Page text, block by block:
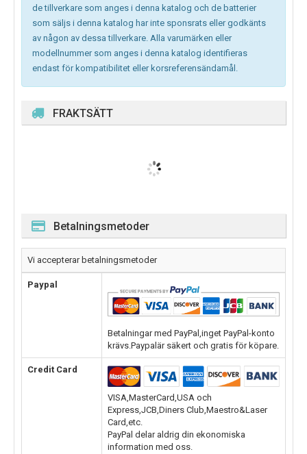
de tillverkare som anges i denna katalog och de batterier
som säljs i denna katalog har inte sponsrats eller godkänts
av någon av dessa tillverkare. Alla varumärken eller
modellnummer som anges i denna katalog identifieras
endast för kompatibilitet eller korsreferensändamål.
FRAKTSÄTT
Betalningsmetoder
Vi accepterar betalningsmetoder
Paypal
Betalningar med PayPal,inget PayPal-konto
krävs.Paypalär säkert och gratis för köpare.
Credit Card
VISA,MasterCard,USA och
Express,JCB,Diners Club,Maestro&Laser
Card,etc.
PayPal delar aldrig din ekonomiska
information med oss.